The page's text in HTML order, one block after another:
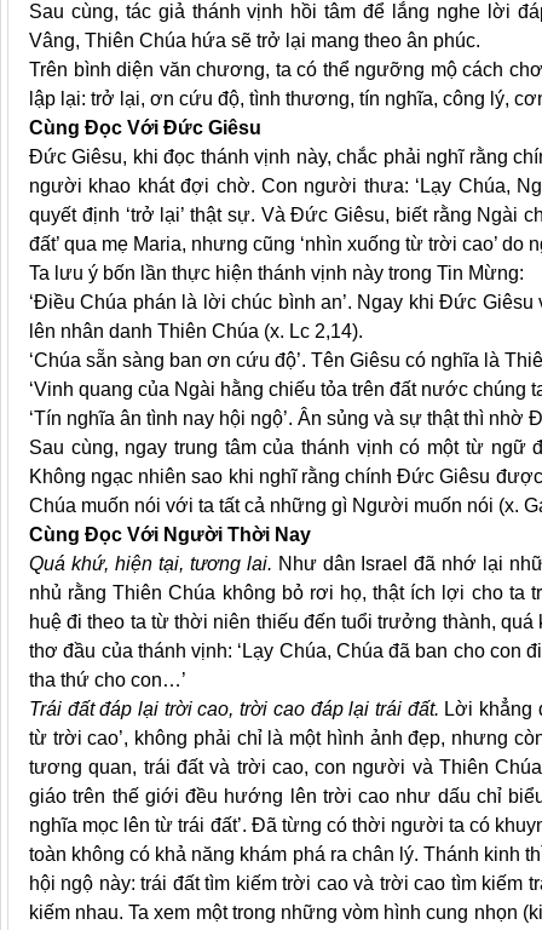
Sau cùng, tác giả thánh vịnh hồi tâm để lắng nghe lời
Vâng, Thiên Chúa hứa sẽ trở lại mang theo ân phúc.
Trên bình diện văn chương, ta có thể ngưỡng mộ cách
lập lại: trở lại, ơn cứu độ, tình thương, tín nghĩa, công lý,
Cùng Đọc Với Đức Giêsu
Đức Giêsu, khi đọc thánh vịnh này, chắc phải nghĩ rằng
người khao khát đợi chờ. Con người thưa: ‘Lạy Chúa,
quyết định ‘trở lại’ thật sự. Và Đức Giêsu, biết rằng Ngài
đất’ qua mẹ Maria, nhưng cũng ‘nhìn xuống từ trời cao’ do
Ta lưu ý bốn lần thực hiện thánh vịnh này trong Tin Mừng:
‘Điều Chúa phán là lời chúc bình an’. Ngay khi Đức
lên nhân danh Thiên Chúa (x. Lc 2,14).
‘Chúa sẵn sàng ban ơn cứu độ’. Tên Giêsu có nghĩa là
‘Vinh quang của Ngài hằng chiếu tỏa trên đất nước chúng
‘Tín nghĩa ân tình nay hội ngộ’. Ân sủng và sự thật thì nhờ
Sau cùng, ngay trung tâm của thánh vịnh có một từ ngữ
Không ngạc nhiên sao khi nghĩ rằng chính Đức Giêsu
Chúa muốn nói với ta tất cả những gì Người muốn nói (x.
Cùng Đọc Với Người Thời Nay
Quá khứ, hiện tại, tương lai. Như dân Israel đã nhớ lại
nhủ rằng Thiên Chúa không bỏ rơi họ, thật ích lợi cho ta
huệ đi theo ta từ thời niên thiếu đến tuổi trưởng thành,
thơ đầu của thánh vịnh: ‘Lạy Chúa, Chúa đã ban cho
tha thứ cho con…’
Trái đất đáp lại trời cao, trời cao đáp lại trái đất. Lời khẳng
từ trời cao’, không phải chỉ là một hình ảnh đẹp, nhưng
tương quan, trái đất và trời cao, con người và Thiên
giáo trên thế giới đều hướng lên trời cao như dấu chỉ
nghĩa mọc lên từ trái đất’. Đã từng có thời người ta có
toàn không có khả năng khám phá ra chân lý. Thánh kinh
hội ngộ này: trái đất tìm kiếm trời cao và trời cao tìm
kiếm nhau. Ta xem một trong những vòm hình cung nhọn